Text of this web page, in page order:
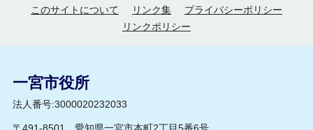
このサイトについて リンク集
プライバシーポリシー
リンクポリシー
一宮市役所
法人番号:3000020232033